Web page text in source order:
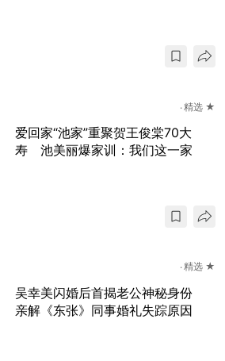
精选 ★
爱回家“池家”重聚贺王俊棠70大
寿 池美丽爆家训：我们这一家
精选 ★
吴幸美闪婚后首揭老公神秘身份
亲解《东张》同事婚礼失踪原因